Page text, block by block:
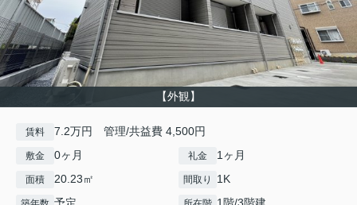
【外観】
賃料 7.2万円 管理/共益費 4,500円
敷金 0ヶ月 礼金 1ヶ月
面積 20.23㎡ 間取り 1K